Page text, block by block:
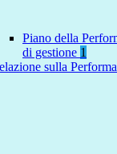
Piano della
di gestione 1
sulla